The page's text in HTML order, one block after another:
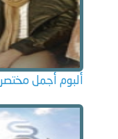
ألبوم أجمل مختصر